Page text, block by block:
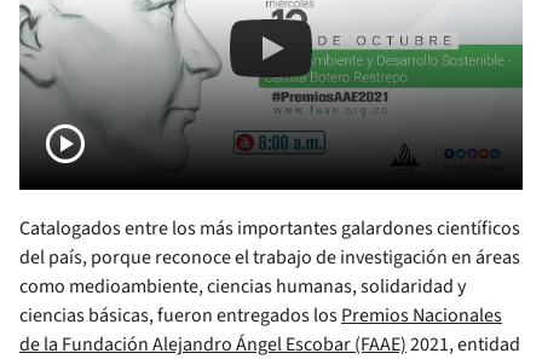
2021 #PremiosAAE en Medio
play_circle
Catalogados entre los más importantes galardones científicos
del país, porque reconoce el trabajo de investigación en áreas
como medioambiente, ciencias humanas, solidaridad y
ciencias básicas, fueron entregados losPremios Nacionales
de la Fundación Alejandro Ángel Escobar (FAAE)2021, entidad